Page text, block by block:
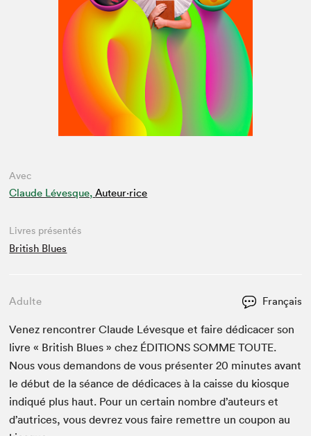
Avec
Claude Lévesque, Auteur·rice
Livres présentés
British Blues
Adulte Français
Venez ren­con­tr­er Claude Lévesque et faire dédi­cac­er son
livre « British Blues » chez ÉDI­TIONS SOMME TOUTE.
Nous vous deman­dons de vous présen­ter20 min­utes avant
le début de la séance de dédi­caces à la caisse du kiosque
indiqué plus haut. Pour un cer­tain nom­bre d’auteurs et
d’autrices, vous devrez vous faire remet­tre un coupon au